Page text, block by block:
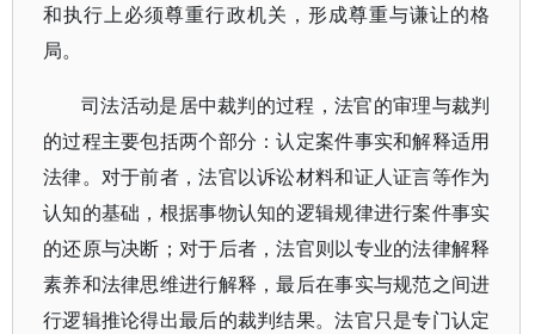
和执行上必须尊重行政机关，形成尊重与谦让的格
局。
司法活动是居中裁判的过程，法官的审理与裁判
的过程主要包括两个部分：认定案件事实和解释适用
法律。对于前者，法官以诉讼材料和证人证言等作为
认知的基础，根据事物认知的逻辑规律进行案件事实
的还原与决断；对于后者，法官则以专业的法律解释
素养和法律思维进行解释，最后在事实与规范之间进
行逻辑推论得出最后的裁判结果。法官只是专门认定